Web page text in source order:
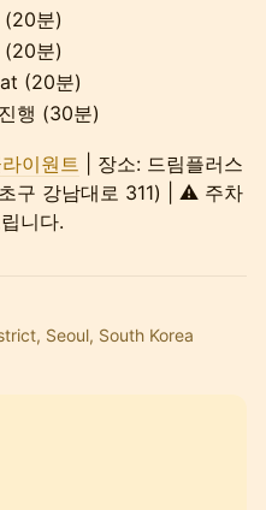
분)
분)
(20분)
행 (30분)
이원트 | 장소: 드림플러스
구 강남대로 311) | ⚠️ 주차
니다.
Seoul, South Korea